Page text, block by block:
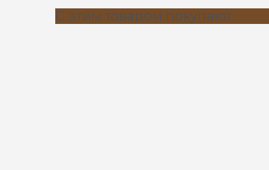
С этим товаром покупают